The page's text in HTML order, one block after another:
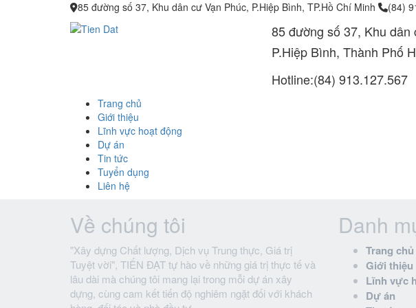
85 đường số 37, Khu dân cư Vạn Phúc, P.Hiệp Bình, TP.Hồ Chí Minh (84)
85 đường số 37, Khu dân
P.Hiệp Bình, Thành Phố
Hotline:(84) 913.127.567
Trang chủ
Giới thiệu
Lĩnh vực hoạt động
Dự án
Tin tức
Tuyển dụng
Liên hệ
Về chúng tôi
"Xây dựng Chất lượng, Dịch vụ Trung thực, Giá trị
Tuyệt vời", TIẾN ĐẠT tự hào về những giá trị thực tế và
lâu dài mà chúng tôi mang lại trong mỗi dự án xây
dựng, cùng cam kết tiến độ nghiêm ngặt đối với khách
Danh
Trang chủ
Giới thiệu
Lĩnh vực
Dự án